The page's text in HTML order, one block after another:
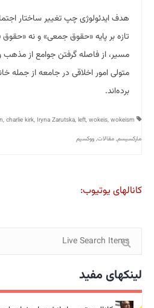
هدف ایدئولوژی چپ تغییر ساختار
تازه بر پایه «حقوق جمعی» و نه
مسیر، از فاصله گرفتن جوامع از
متولی امور اخلاقی در جامعه از جمله
برده‌اند.
, charlie kirk, Iryna Zarutska, left, wokeis, wokeism
مارکسیسم, مقالات, ووکسیم
کانالهای یوتیوب:
لینکهای مفید